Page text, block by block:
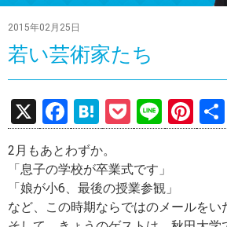
2015年02月25日
若い芸術家たち
X
F
a
ce
b
o
H
at
e
n
a
P
o
ck
et
Li
n
e
Pi
nt
t
2月もあとわずか。
「息子の学校が卒業式です」
「娘が小6、最後の授業参観」
など、この時期ならではのメールをい